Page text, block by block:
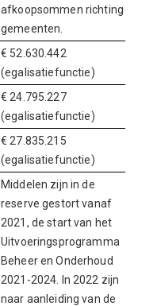
afkoopsommen richting
gemeenten.
€ 52.630.442
(egalisatiefunctie)
€ 24.795.227
(egalisatiefunctie)
€ 27.835.215
(egalisatiefunctie)
Middelen zijn in de
reserve gestort vanaf
2021, de start van het
Uitvoeringsprogramma
Beheer en Onderhoud
2021-2024. In 2022 zijn
naar aanleiding van de